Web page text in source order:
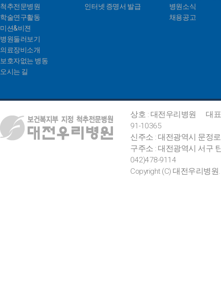
척추전문병원
학술연구활동
미션&비젼
병원둘러보기
의료장비소개
보호자없는 병동
오시는 길
인터넷 증명서 발급
병원소식
채용공고
상호 : 대전우리병원
대
91-10365
신주소 : 대전광역시 문정
구주소 : 대전광역시 서구
042)478-9114
Copyright (C) 대전우리병원